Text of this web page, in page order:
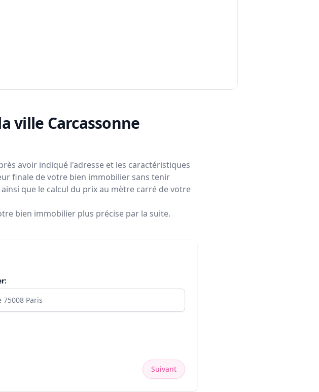
ville Carcassonne
avoir indiqué l'adresse et les caractéristiques
finale de votre bien immobilier sans tenir
que le calcul du prix au mètre carré de votre
bien immobilier plus précise par la suite.
Suivant